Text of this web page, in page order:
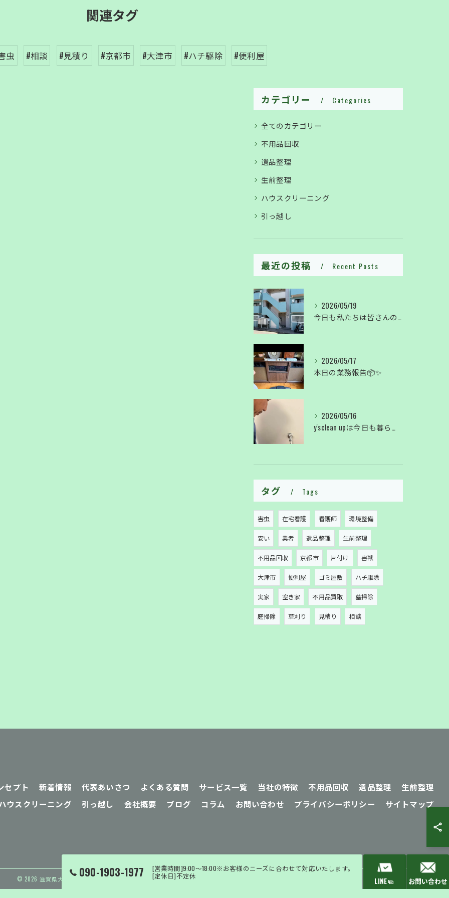
関連タグ
虫 #相談 #見積り #京都市 #大津市 #ハチ駆除 #便利屋
カテゴリー Categories
全てのカテゴリー
不用品回収
遺品整理
生前整理
ハウスクリーニング
引っ越し
最近の投稿 Recent Posts
2026/05/19
今日も私たちは皆さんの暮らしを綺麗に✨
2026/05/17
本日の業務報告📦✨
2026/05/16
y'sclean upは今日も暮らしのサポートしております。
タグ Tags
害虫 在宅看護 看護師 環境整備
安い 業者 遺品整理 生前整理
不用品回収 京都市 片付け 害獣
大津市 便利屋 ゴミ屋敷 ハチ駆除
実家 空き家 不用品買取 墓掃除
庭掃除 草刈り 見積り 相談
090-1903-1977 [営業時間]9:00～18:00※お客様のニーズに合わせて対応いたします。
[定休日]不定休
LINE お問い合わせ
セプト 新着情報 代表あいさつ よくある質問 サービス一覧 当社の特徴 不用品回収 遺品整理
生前整理
ウスクリーニング
引っ越し 会社概要 ブログ コラム お問い合わせ プライバシーポリシー サイトマップ
© 2026 滋賀県大津市の便利屋ならY’s Clean Up ALL RIGHTS RESERVED.